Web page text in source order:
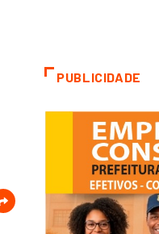
PUBLICIDADE